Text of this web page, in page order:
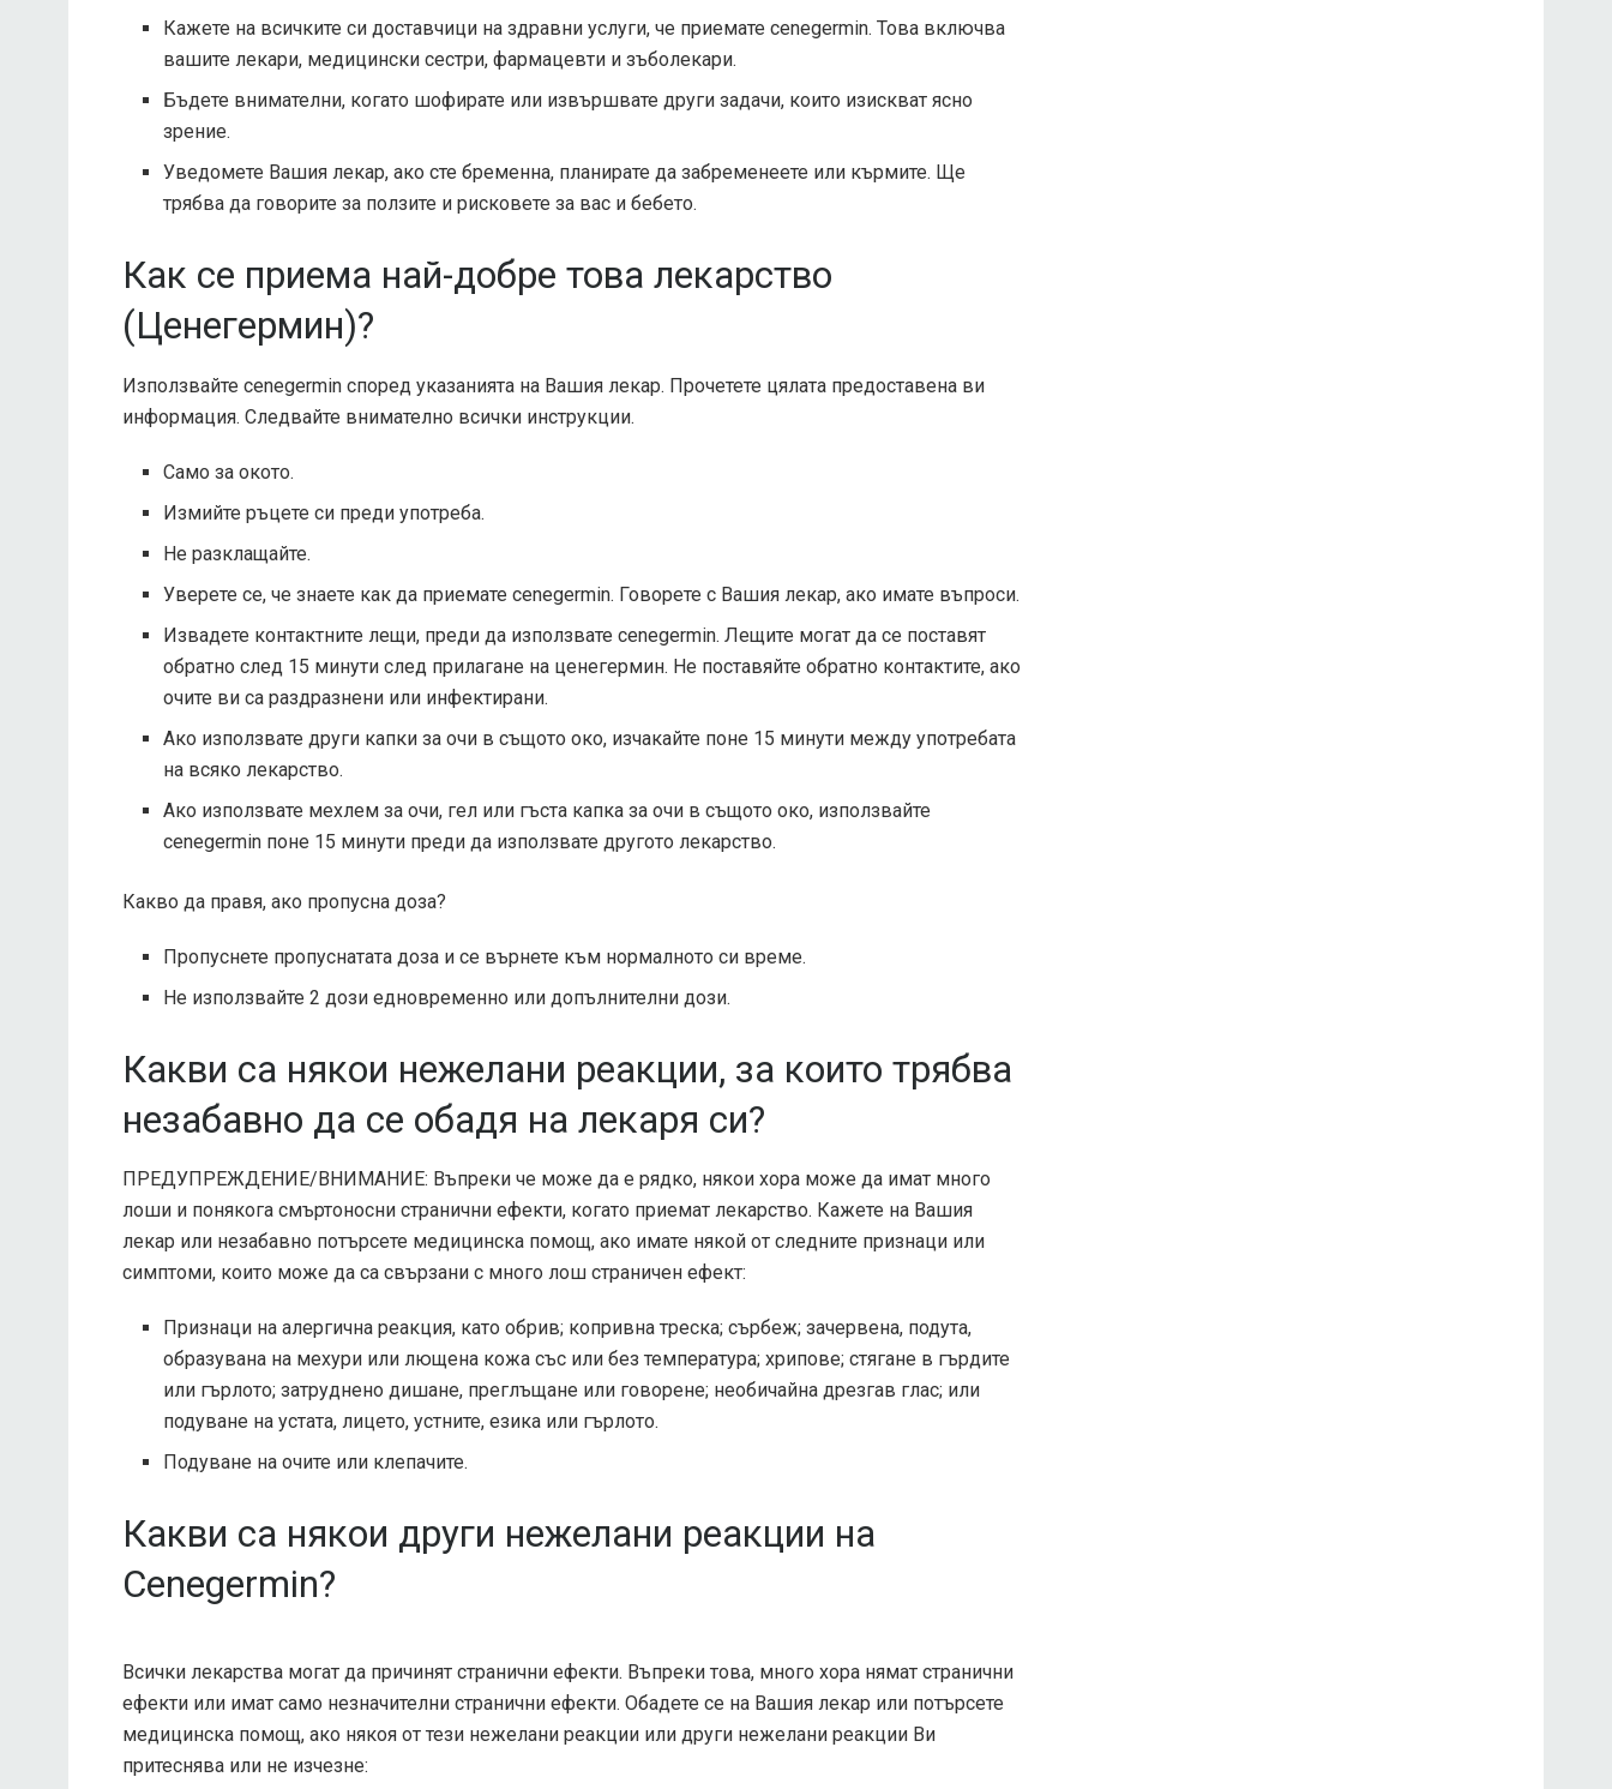
Кажете на всичките си доставчици на здравни услуги, че приемате cenegermin. Това включва
вашите лекари, медицински сестри, фармацевти и зъболекари.
Бъдете внимателни, когато шофирате или извършвате други задачи, които изискват ясно
зрение.
Уведомете Вашия лекар, ако сте бременна, планирате да забременеете или кърмите. Ще
трябва да говорите за ползите и рисковете за вас и бебето.
Как се приема най-добре това лекарство
(Ценегермин)?
Използвайте cenegermin според указанията на Вашия лекар. Прочетете цялата предоставена ви
информация. Следвайте внимателно всички инструкции.
Само за окото.
Измийте ръцете си преди употреба.
Не разклащайте.
Уверете се, че знаете как да приемате cenegermin. Говорете с Вашия лекар, ако имате въпроси.
Извадете контактните лещи, преди да използвате cenegermin. Лещите могат да се поставят
обратно след 15 минути след прилагане на ценегермин. Не поставяйте обратно контактите, ако
очите ви са раздразнени или инфектирани.
Ако използвате други капки за очи в същото око, изчакайте поне 15 минути между употребата
на всяко лекарство.
Ако използвате мехлем за очи, гел или гъста капка за очи в същото око, използвайте
cenegermin поне 15 минути преди да използвате другото лекарство.
Какво да правя, ако пропусна доза?
Пропуснете пропуснатата доза и се върнете към нормалното си време.
Не използвайте 2 дози едновременно или допълнителни дози.
Какви са някои нежелани реакции, за които трябва
незабавно да се обадя на лекаря си?
ПРЕДУПРЕЖДЕНИЕ/ВНИМАНИЕ: Въпреки че може да е рядко, някои хора може да имат много
лоши и понякога смъртоносни странични ефекти, когато приемат лекарство. Кажете на Вашия
лекар или незабавно потърсете медицинска помощ, ако имате някой от следните признаци или
симптоми, които може да са свързани с много лош страничен ефект:
Признаци на алергична реакция, като обрив; копривна треска; сърбеж; зачервена, подута,
образувана на мехури или лющена кожа със или без температура; хрипове; стягане в гърдите
или гърлото; затруднено дишане, преглъщане или говорене; необичайна дрезгав глас; или
подуване на устата, лицето, устните, езика или гърлото.
Подуване на очите или клепачите.
Какви са някои други нежелани реакции на
Cenegermin?
Всички лекарства могат да причинят странични ефекти. Въпреки това, много хора нямат странични
ефекти или имат само незначителни странични ефекти. Обадете се на Вашия лекар или потърсете
медицинска помощ, ако някоя от тези нежелани реакции или други нежелани реакции Ви
притеснява или не изчезне: